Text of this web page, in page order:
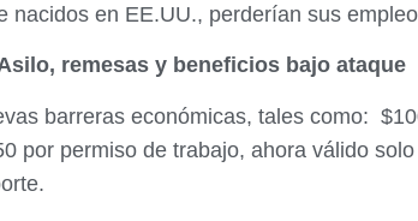
nacidos en EE.UU., perderían sus
remesas y beneficios bajo ataque
barreras económicas, tales como:
por permiso de trabajo, ahora válido